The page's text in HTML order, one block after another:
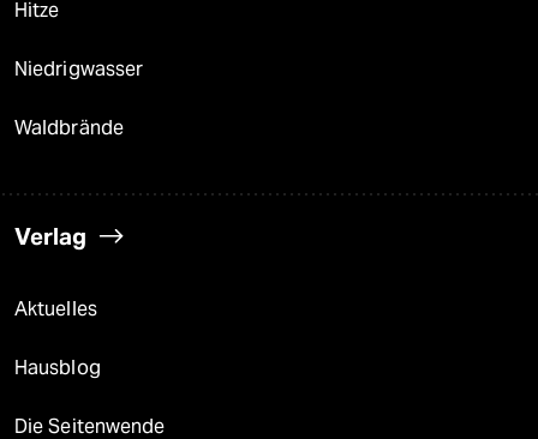
Hitze
Niedrigwasser
Waldbrände
Verlag
Aktuelles
Hausblog
Die Seitenwende